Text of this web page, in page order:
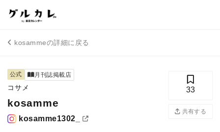
kosammeの詳細に戻る
公式 月刊誌掲載店
コサメ
kosamme
kosamme1302_
33
共有する